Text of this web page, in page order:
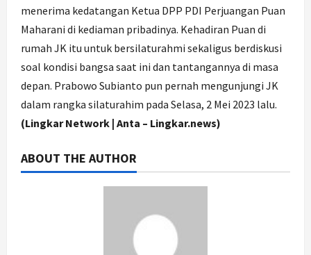
menerima kedatangan Ketua DPP PDI Perjuangan Puan
Maharani di kediaman pribadinya. Kehadiran Puan di
rumah JK itu untuk bersilaturahmi sekaligus berdiskusi
soal kondisi bangsa saat ini dan tantangannya di masa
depan. Prabowo Subianto pun pernah mengunjungi JK
dalam rangka silaturahim pada Selasa, 2 Mei 2023 lalu.
(Lingkar Network | Anta – Lingkar.news)
ABOUT THE AUTHOR